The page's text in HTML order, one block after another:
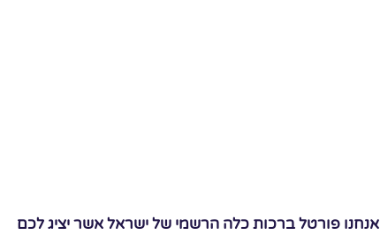
אנחנו פורטל ברכות כלה הרשמי של ישראל אשר יציג לכם